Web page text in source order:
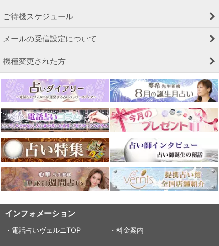
ご待機スケジュール
メールの受信設定について
機種変更された方
インフォメーション
・電話占いヴェルニTOP ・料金案内